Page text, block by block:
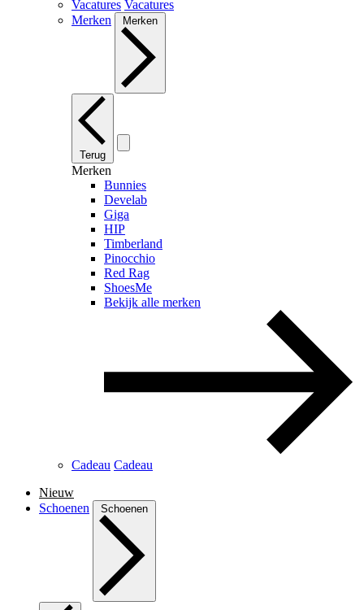
Vacatures Vacatures
Merken
Merken
Terug
Merken
Bunnies
Develab
Giga
HIP
Timberland
Pinocchio
Red Rag
ShoesMe
Bekijk alle merken
Cadeau Cadeau
Nieuw
Schoenen
Schoenen